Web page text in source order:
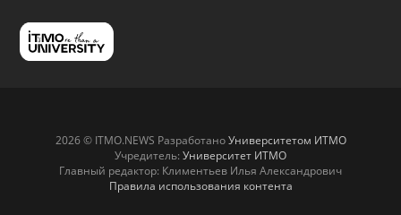
2026 © ITMO.NEWS РазработаноУниверситетом ИТМО
Учредитель: Университет ИТМО
Главный редактор: Климентьев Илья Александрович
Правила использования контента